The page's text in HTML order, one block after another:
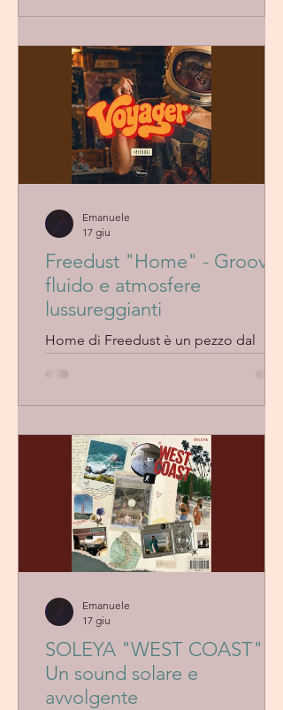
sfumature cinematiche. L’atmosfera
organica che non forza mai i passaggi
ma li lascia emergere in modo
naturale. La produzione è morbida e
stratificata, capace di sostenere
l’impatto emotivo senza appesantirlo,
mantenendo sempre una certa
delicatezza di fondo.
Freedust "Home" - Groove
fluido e atmosfere
lussureggianti
Home di Freedust è un pezzo dal
calde e ricche textures creano un
immersivo, con un’eleganza rilassata
tipicamente californiana.
Emanuele
17 giu
SOLEYA "WEST COAST" -
Un sound solare e
avvolgente
Emanuele
17 giu